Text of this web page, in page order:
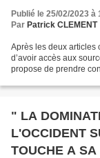
Publié le 25/02/2023 à
Par Patrick CLEMENT
Après les deux articles
d’avoir accès aux
propose de prendre
" LA
L'OCCIDENT
TOUCHE A SA